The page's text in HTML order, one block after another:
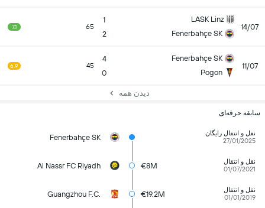
14/07
LASK Linz
Fenerbahçe SK
1
2
65
7.1
11/07
Fenerbahçe SK
Pogon
4
0
45
6.9
دیدن همه
سابقه حرفه‌ای
نقل و انتقال رایگان
27/01/2025
Fenerbahçe SK
نقل و انتقال
01/07/2021
€8M
Al Nassr FC Riyadh
نقل و انتقال
01/01/2019
€19.2M
Guangzhou F.C.